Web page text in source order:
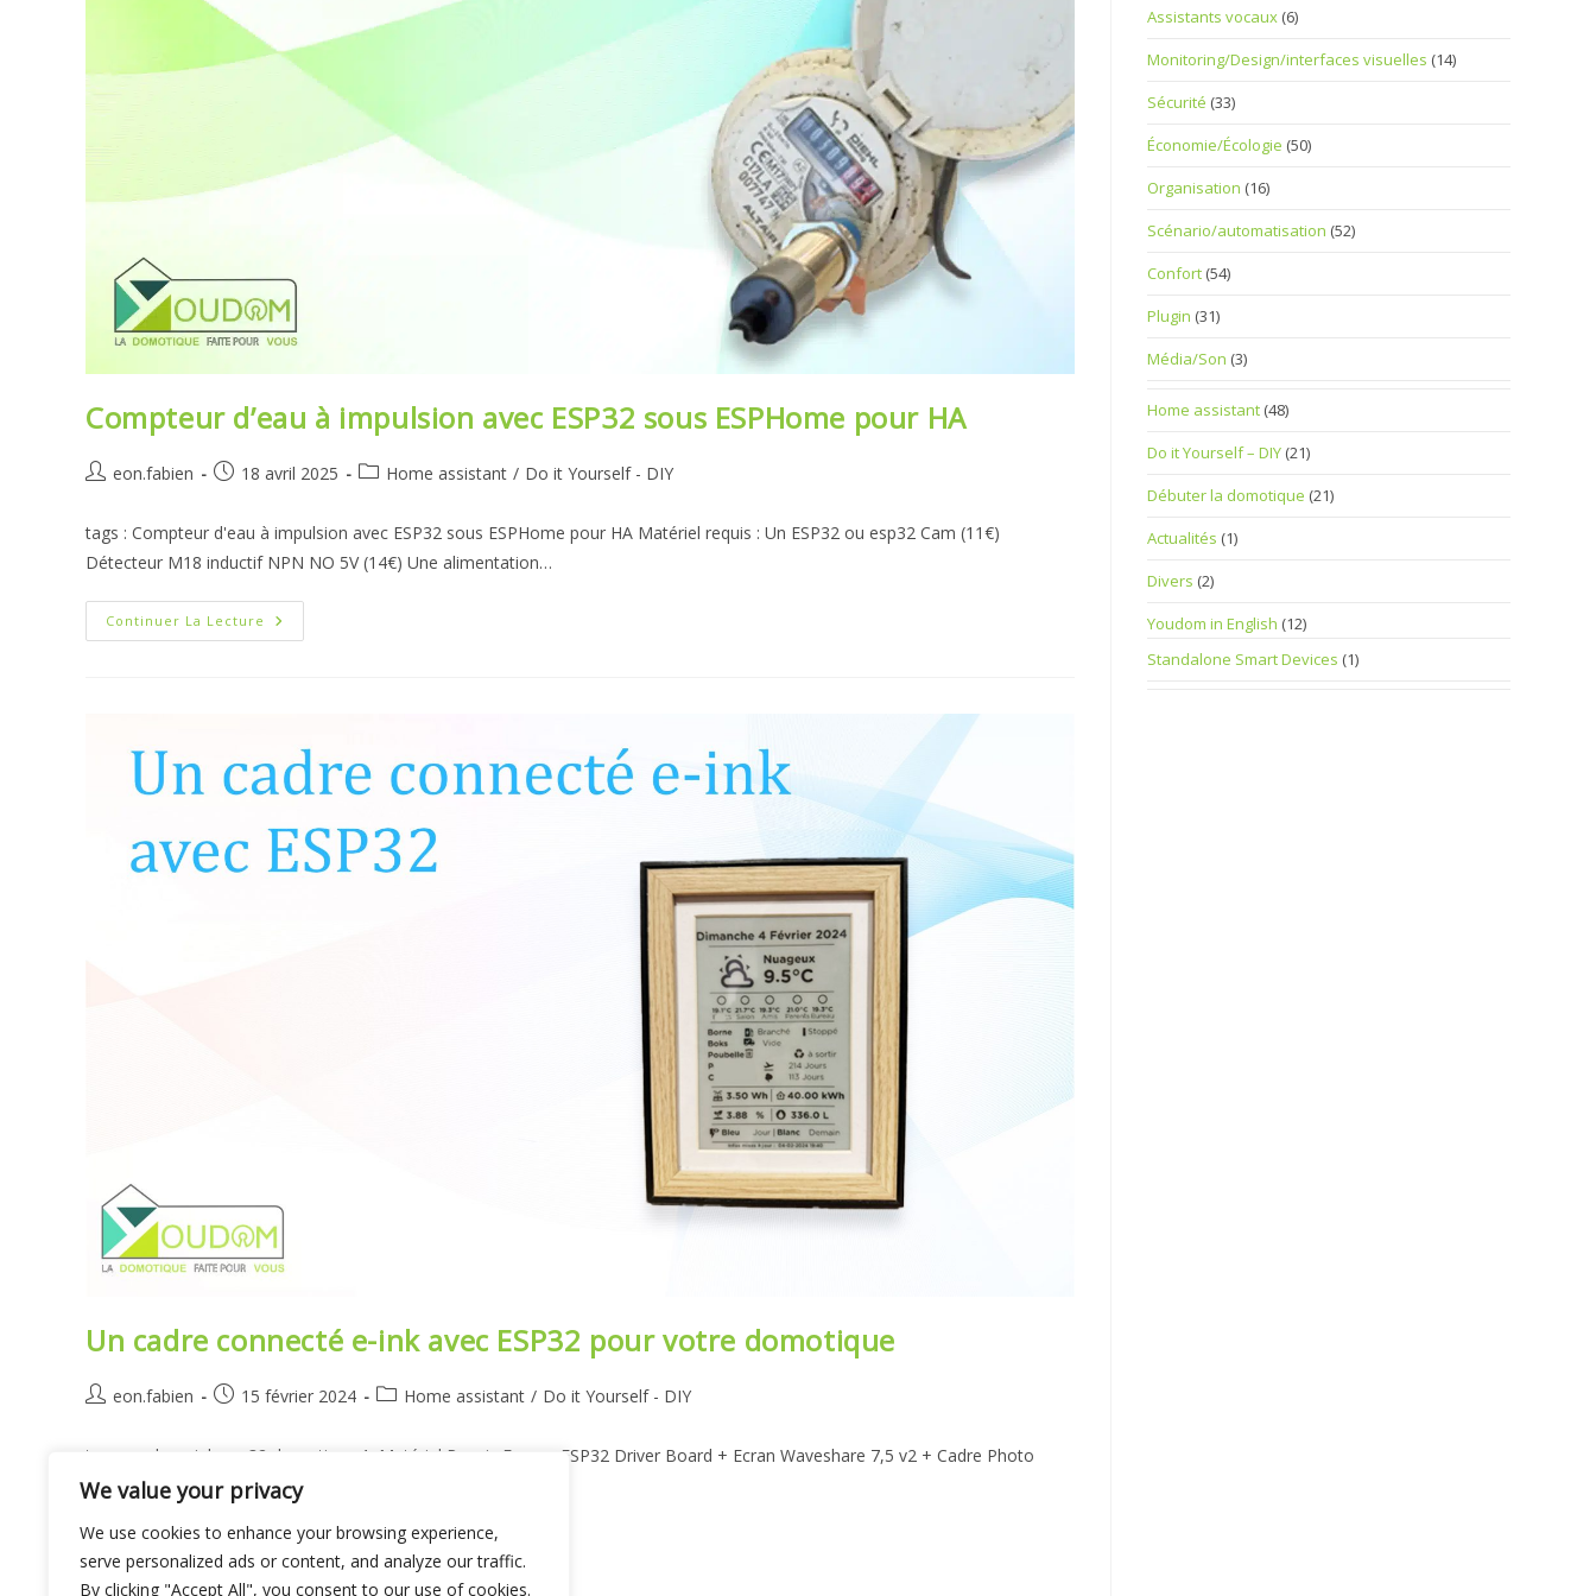
We value your privacy
We use cookies to enhance your browsing experience,
serve personalized ads or content, and analyze our traffic.
By clicking "Accept All", you consent to our use of cookies.
Compteur d’eau à impulsion avec ESP32 sous ESPHome pour HA
Auteur/autrice
la
publication :
eon.fabien
Publication
18 avril 2025
PostHome assistant / Do it Yourself - DIY
tags : Compteur d'eau à impulsion avec ESP32 sous ESPHome pour HA Matériel requis : Un ESP32 ou esp32 Cam (11€)
Détecteur M18 inductif NPN NO 5V (14€) Une alimentation…
Continuer La Lecture Compteur
D’eau
Pour
HA
Un cadre connecté e-ink avec ESP32 pour votre domotique
Auteur/autrice
eon.fabien
Publication
15 février 2024
PostHome assistant / Do it Yourself - DIY
tags : cadre e-ink esp32 domotique 1. Matériel Requis Epaper ESP32 Driver Board + Ecran Waveshare 7,5 v2 + Cadre Photo
ESPhome installé sur Home Assistant Je vous laisse faire…
Continuer La LectureUn
Cadre
Connecté
Assistants vocaux (6)
Monitoring/Design/interfaces visuelles (14)
Sécurité (33)
Économie/Écologie (50)
Organisation (16)
Scénario/automatisation (52)
Confort (54)
Plugin (31)
Média/Son (3)
Home assistant (48)
Do it Yourself – DIY (21)
Débuter la domotique (21)
Actualités (1)
Divers (2)
Youdom in English (12)
Standalone Smart Devices (1)